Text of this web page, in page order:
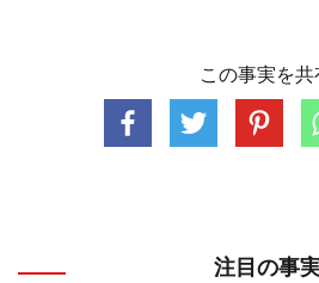
この事実を共
注目の事